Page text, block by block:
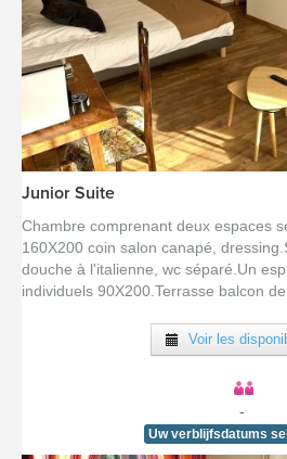
Junior Suite
Chambre comprenant deux espaces
160X200 coin salon canapé,
douche à l'italienne, wc séparé.Un
individuels 90X200.Terrasse balcon de
Voir les
-
Uw verblijfsdatums